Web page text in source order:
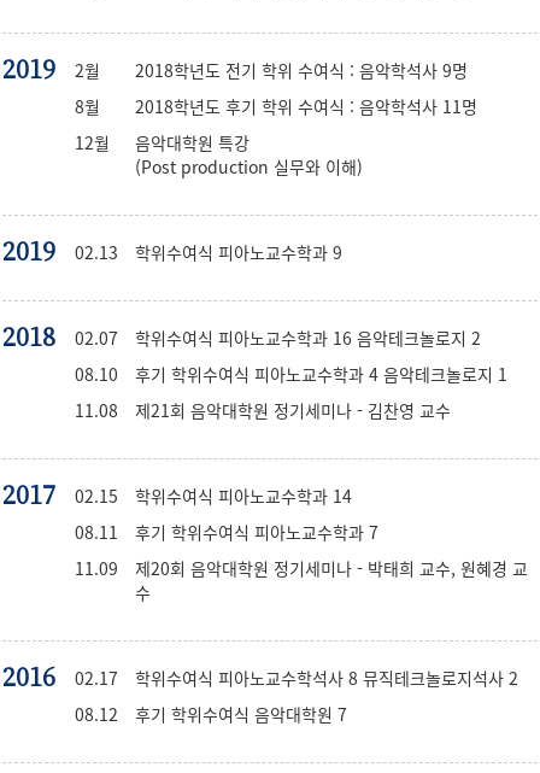
2019 2월
2018학년도 전기 학위 수여식 : 음악학석사 9명
8월
2018학년도 후기 학위 수여식 : 음악학석사 11명
12월
음악대학원 특강
(Post production 실무와 이해)
2019 02.13 학위수여식 피아노교수학과 9
2018 02.07
학위수여식 피아노교수학과 16 음악테크놀로지 2
08.10
후기 학위수여식 피아노교수학과 4 음악테크놀로지 1
11.08
제21회 음악대학원 정기세미나 - 김찬영 교수
2017 02.15
학위수여식 피아노교수학과 14
08.11
후기 학위수여식 피아노교수학과 7
11.09
제20회 음악대학원 정기세미나 - 박태희 교수, 원혜경 교
수
2016 02.17
학위수여식 피아노교수학석사 8 뮤직테크놀로지석사 2
08.12
후기 학위수여식 음악대학원 7